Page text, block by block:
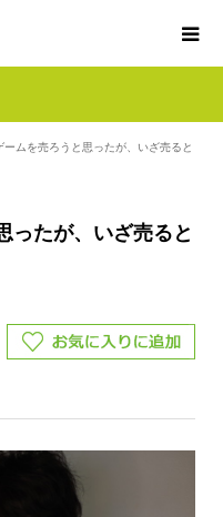
ームを売ろうと思ったが、いざ売ると
ったが、いざ売ると